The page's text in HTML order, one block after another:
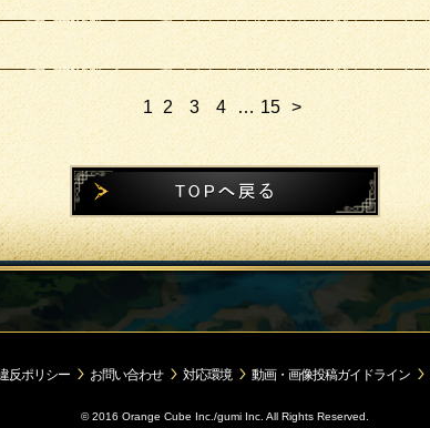
1 2 3 4 …15 >
反ポリシー お問い合わせ 対応環境 動画・画像投稿ガイドライン
© 2016 Orange Cube Inc./gumi Inc. All Rights Reserved.